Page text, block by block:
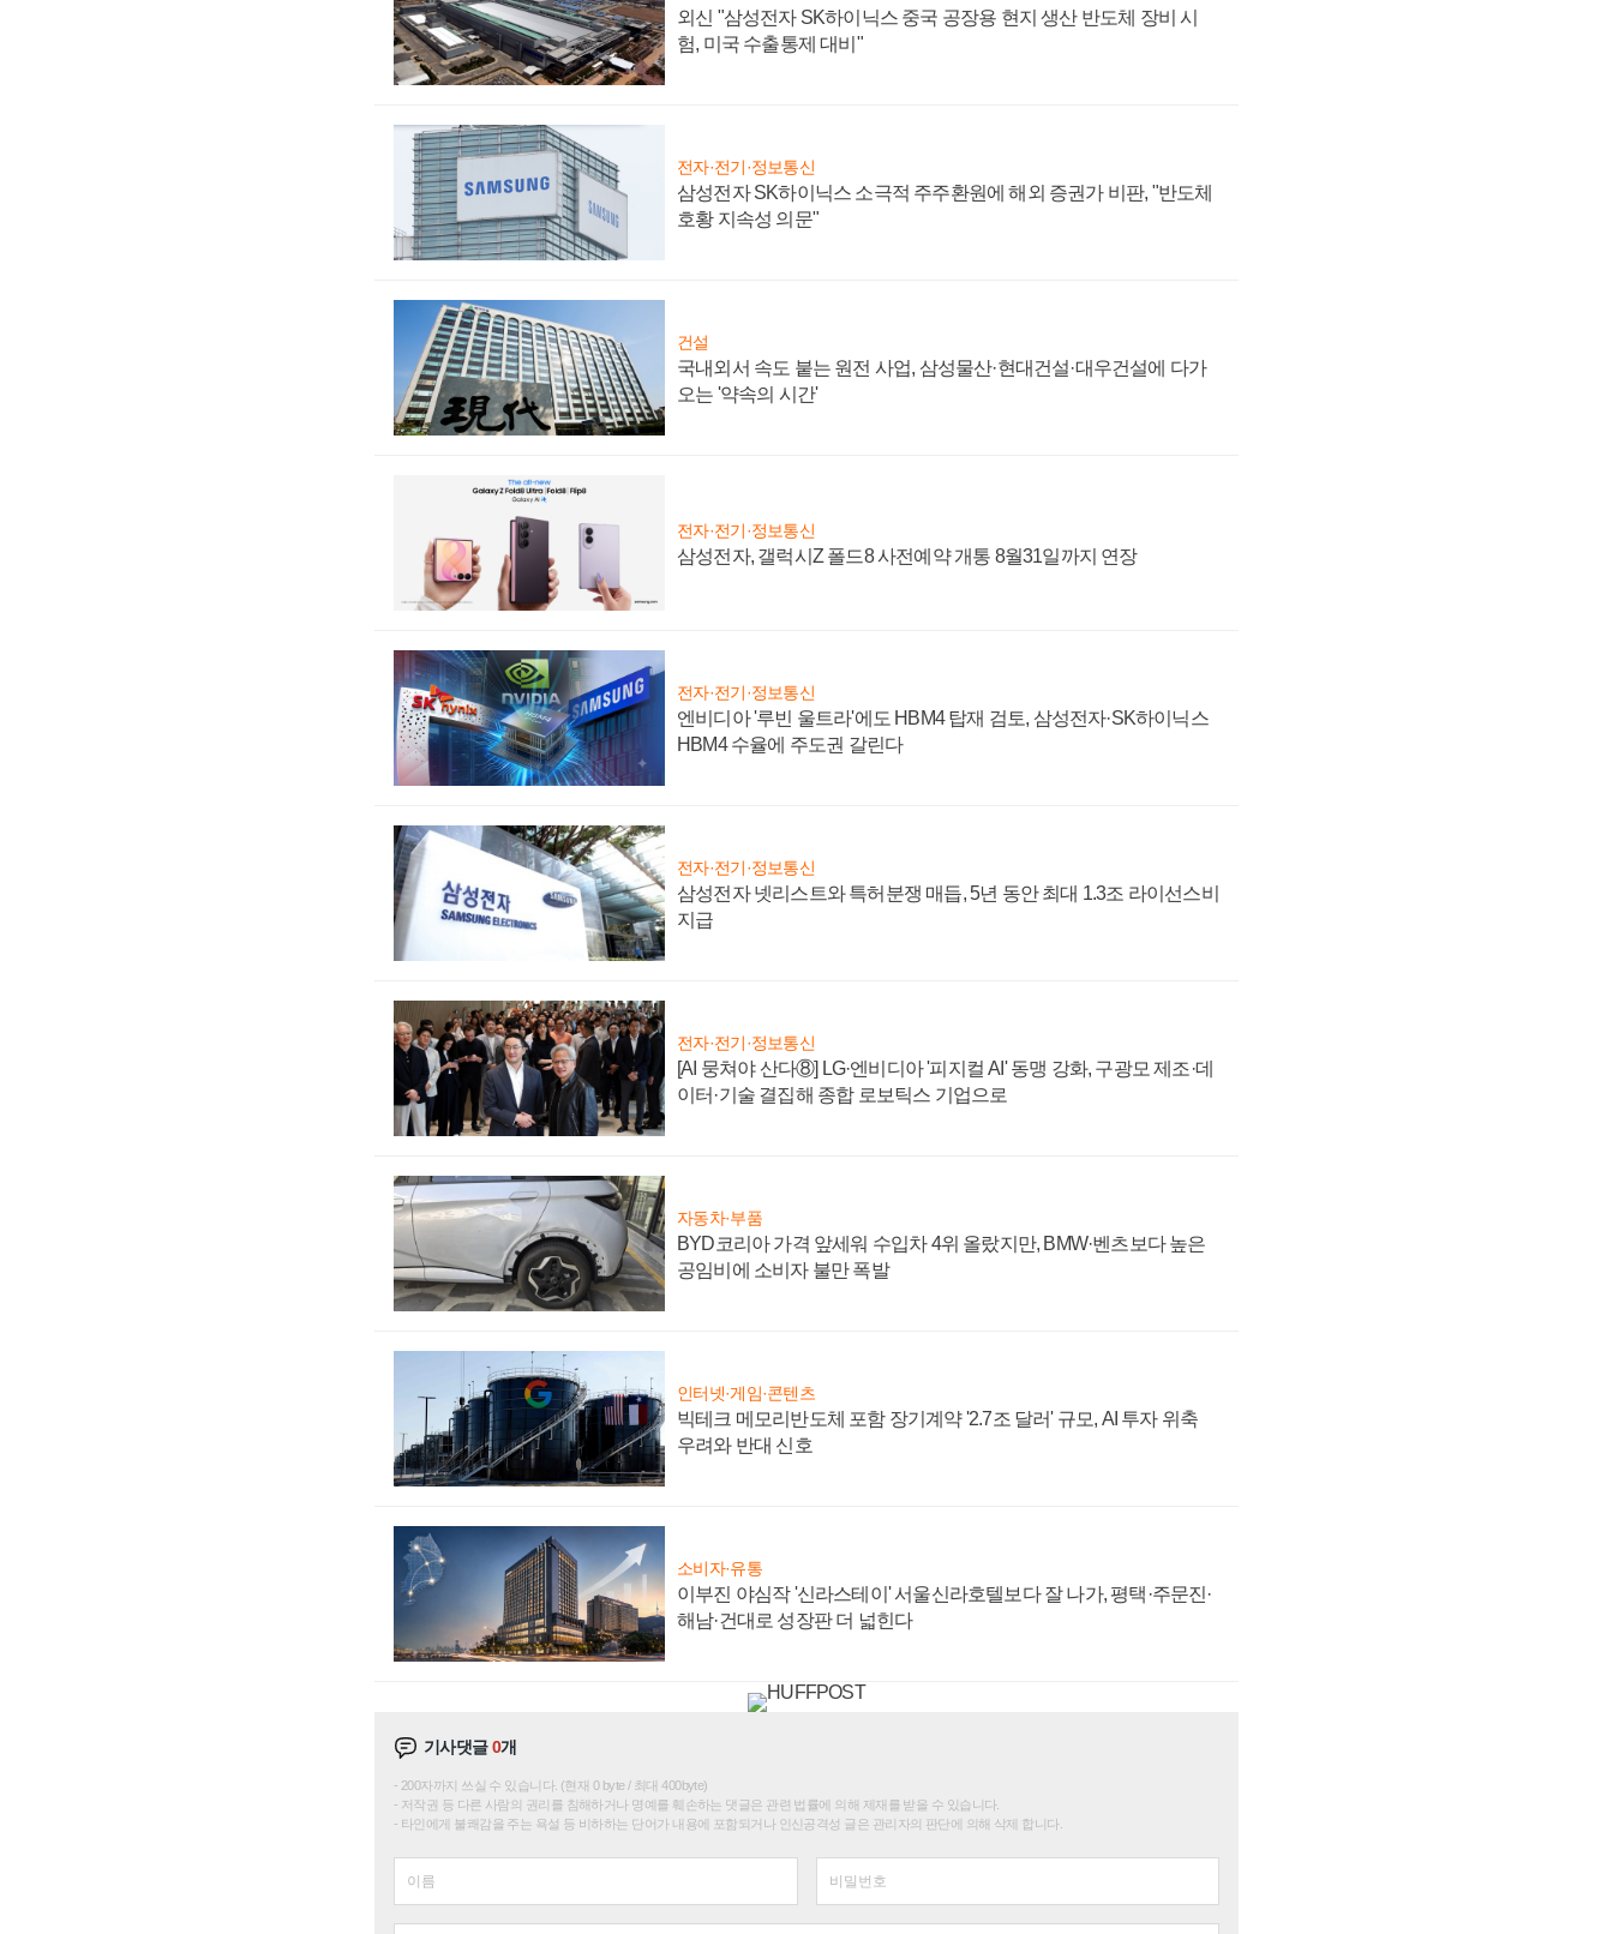
외신 "삼성전자 SK하이닉스 중국 공장용 현지 생산 반도체 장비 시
험, 미국 수출통제 대비"
전자·전기·정보통신
삼성전자 SK하이닉스 소극적 주주환원에 해외 증권가 비판, "반도체
호황 지속성 의문"
건설
국내외서 속도 붙는 원전 사업, 삼성물산·현대건설·대우건설에 다가
오는 '약속의 시간'
전자·전기·정보통신
삼성전자, 갤럭시Z 폴드8 사전예약 개통 8월31일까지 연장
전자·전기·정보통신
엔비디아 '루빈 울트라'에도 HBM4 탑재 검토, 삼성전자·SK하이닉스
HBM4 수율에 주도권 갈린다
전자·전기·정보통신
삼성전자 넷리스트와 특허분쟁 매듭, 5년 동안 최대 1.3조 라이선스비
지급
전자·전기·정보통신
[AI 뭉쳐야 산다⑧] LG·엔비디아 '피지컬 AI' 동맹 강화, 구광모 제조·데
이터·기술 결집해 종합 로보틱스 기업으로
자동차·부품
BYD코리아 가격 앞세워 수입차 4위 올랐지만, BMW·벤츠보다 높은
공임비에 소비자 불만 폭발
인터넷·게임·콘텐츠
빅테크 메모리반도체 포함 장기계약 '2.7조 달러' 규모, AI 투자 위축
우려와 반대 신호
소비자·유통
이부진 야심작 '신라스테이' 서울신라호텔보다 잘 나가, 평택·주문진·
해남·건대로 성장판 더 넓힌다
기사댓글0개
200자까지 쓰실 수 있습니다. (현재 0 byte / 최대 400byte)
저작권 등 다른 사람의 권리를 침해하거나 명예를 훼손하는 댓글은 관련 법률에 의해 제재를 받을 수 있습니다.
타인에게 불쾌감을 주는 욕설 등 비하하는 단어가 내용에 포함되거나 인신공격성 글은 관리자의 판단에 의해 삭제 합니다.